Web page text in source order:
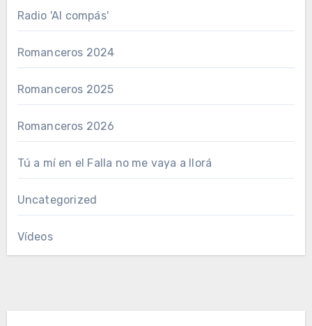
Radio 'Al compás'
Romanceros 2024
Romanceros 2025
Romanceros 2026
Tú a mí en el Falla no me vaya a llorá
Uncategorized
Vídeos